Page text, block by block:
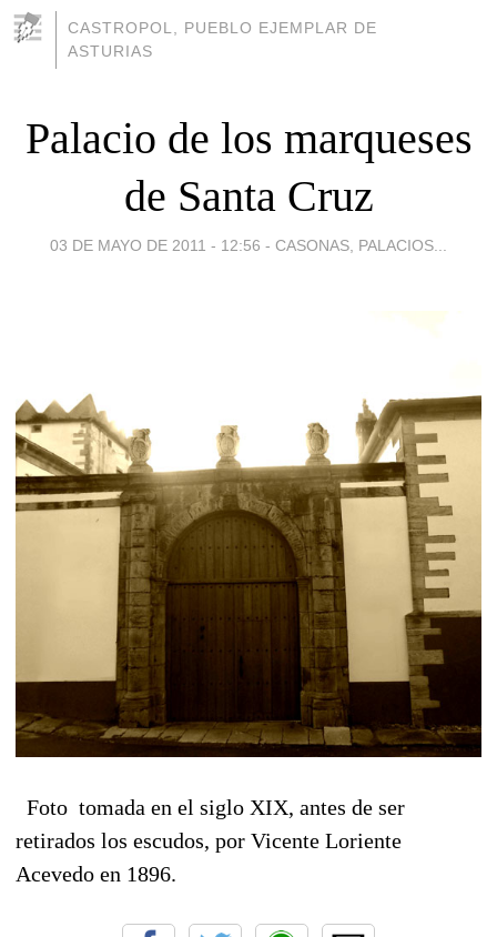
CASTROPOL, PUEBLO EJEMPLAR DE
ASTURIAS
Palacio de los marqueses
de Santa Cruz
03 DE MAYO DE 2011 - 12:56 - CASONAS, PALACIOS...
Foto tomada en el siglo XIX, antes de ser
retirados los escudos, por Vicente Loriente
Acevedo en 1896.